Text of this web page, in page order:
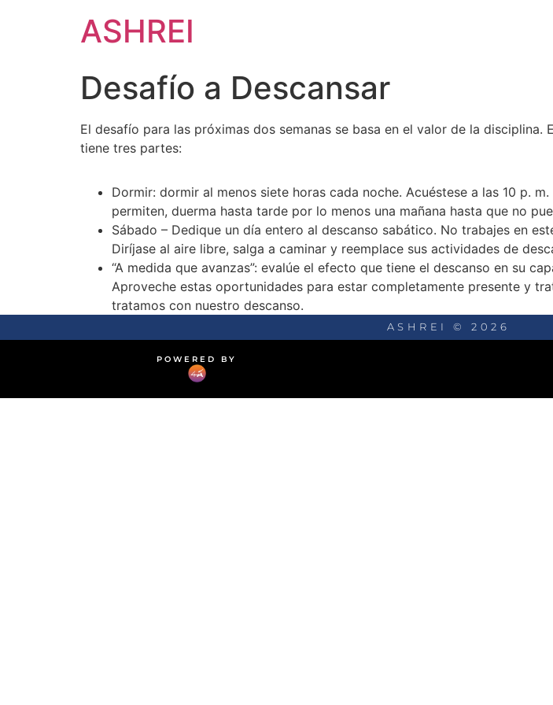
ASHREI
Desafío a Descansar
El desafío para las próximas dos semanas se basa en el valor de la
tiene tres partes:
Dormir: dormir al menos siete horas cada noche. Acuéstese a las 10 p.
permiten, duerma hasta tarde por lo menos una mañana hasta que no
Sábado – Dedique un día entero al descanso sabático. No trabajes en
Diríjase al aire libre, salga a caminar y reemplace sus actividades de
“A medida que avanzas”: evalúe el efecto que tiene el descanso en su
Aproveche estas oportunidades para estar completamente presente y
tratamos con nuestro descanso.
ASHREI © 2026
POWERED BY